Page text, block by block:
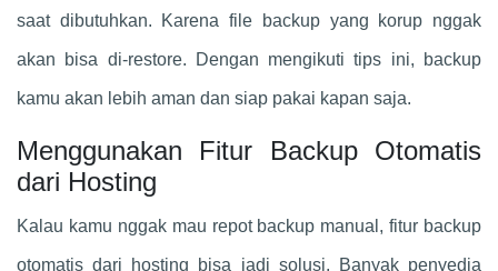
saat dibutuhkan. Karena file backup yang korup nggak
akan bisa di-restore. Dengan mengikuti tips ini, backup
kamu akan lebih aman dan siap pakai kapan saja.
Menggunakan Fitur Backup Otomatis
dari Hosting
Kalau kamu nggak mau repot backup manual, fitur backup
otomatis dari hosting bisa jadi solusi. Banyak penyedia